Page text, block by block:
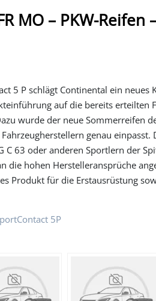
MO – PKW-Reifen
5 P schlägt Continental ein neues
auf die bereits erteilten
wurde der neue Sommerreifen
genau einpasst.
C 63 oder anderen Sportlern der
die hohen Herstelleransprüche
Produkt für die Erstausrüstung
5P